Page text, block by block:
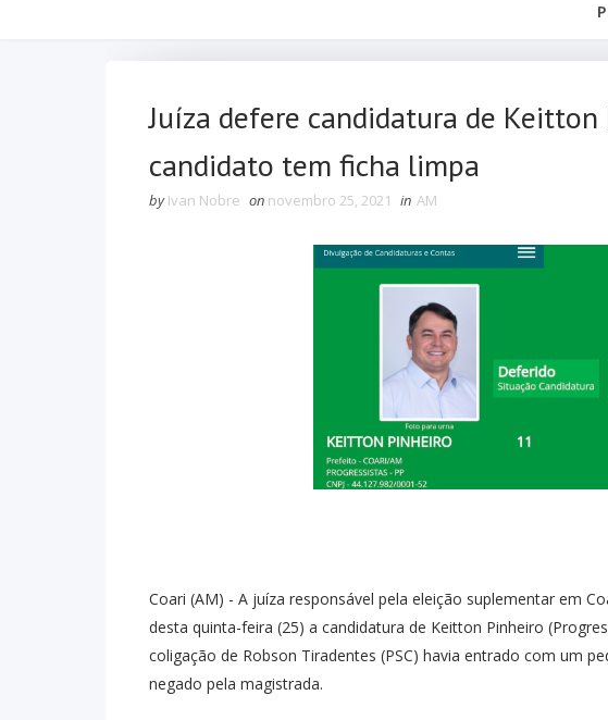
Juíza defere candidatura de
candidato tem ficha limpa
by Ivan Nobre on novembro 25, 2021 in AM
Coari (AM) - A juíza responsável pela eleição suplementar em
desta quinta-feira (25) a candidatura de Keitton Pinheiro
coligação de Robson Tiradentes (PSC) havia entrado com um
negado pela magistrada.